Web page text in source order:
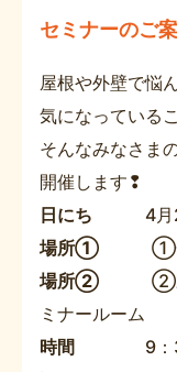
セミナーのご
屋根や外壁で悩
気になっている
そんなみなさま
開催します❢
日にち 4月21
場所① ①金沢
場所② ②野々
ミナールーム
時間 9